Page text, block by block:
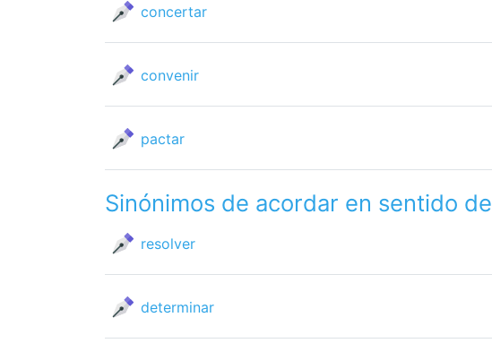
concertar
convenir
pactar
Sinónimos de acordar en sentido de
resolver
determinar